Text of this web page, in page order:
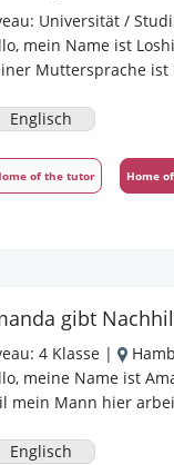
Universität /
mein Name ist
Muttersprache ist Englisch. Ich
Erfahrungen in Süd Afrika, Ireland,
Englisch
of the tutor Home
gibt
4 Klasse |
meine Name ist
Mann hier arbeiten. Ich unterrichte Englisch.
bin, weil
Englisch